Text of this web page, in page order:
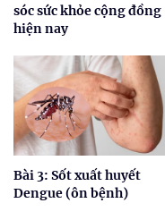
sóc sức khỏe cộng đồng
hiện nay
Bài 3: Sốt xuất huyết
Dengue (ôn bệnh)